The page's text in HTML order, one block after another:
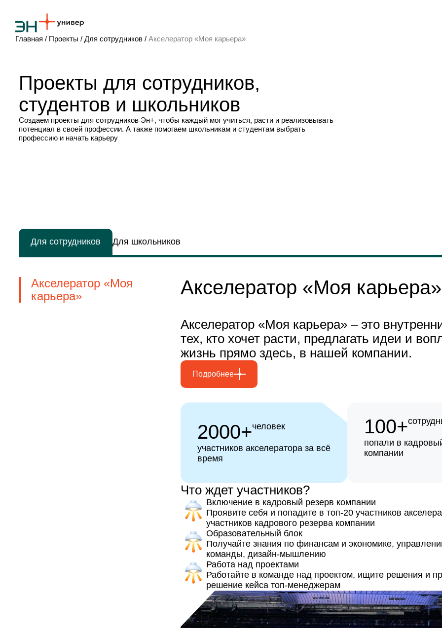
Об Эн+ Универе
Проекты
Новости
Главная / Проекты / Для сотрудников / Акселератор «Моя карьера»
Проекты для сотрудников,
студентов и школьников
Создаем проекты для сотрудников Эн+, чтобы каждый мог учиться, расти и реализовывать
потенциал в своей профессии. А также помогаем школьникам и студентам выбрать
профессию и начать карьеру
Для сотрудников Для школьников
Акселератор «Моя
карьера»
Акселератор «Моя карьера»
Акселератор «Моя карьера» – это
тех, кто хочет расти, предлагать идеи и
жизнь прямо здесь, в нашей компании.
Подробнее
2000+человек
участников акселератора за всё
время
100+
попали в
компании
Что ждет участников?
Включение в кадровый резерв компании
Проявите себя и попадите в топ-20 участников
участников кадрового резерва компании
Образовательный блок
Получайте знания по финансам и экономике,
команды, дизайн-мышлению
Работа над проектами
Работайте в команде над проектом, ищите решения и
решение кейса топ-менеджерам